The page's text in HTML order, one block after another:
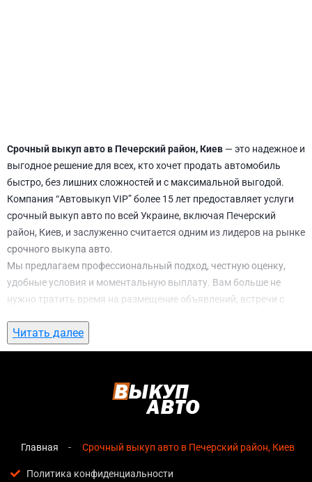
Срочный выкуп авто в Печерский район, Киев — это надежное и
выгодное решение для всех, кто хочет продать автомобиль
быстро, без лишних сложностей и с максимальной выгодой.
Компания “Автовыкуп VIP” более 15 лет предоставляет услуги
срочный выкуп авто по всей Украине, включая Печерский
район, Киев, и заслуженно считается одним из лидеров на рынке
срочного выкупа авто.
Мы предлагаем профессиональный подход, честную оценку,
удобные условия и моментальную выплату. Вам больше не
нужно тратить время на размещение объявлений, встречи с
ожидание. С нами вы можете
район, Киеввсего за 1 день.
срочный выкуп авто в Печерский район,
Мгновенная оценка— предварительная стоимость
озвучивается сразу после обращения, без скрытых
Читать далее
Главная Срочный выкуп авто в Печерский район, Киев
Политика конфиденциальности